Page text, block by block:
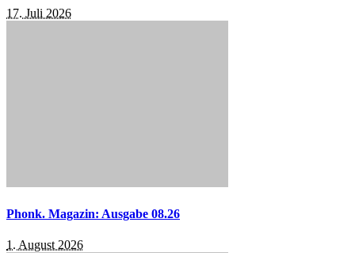
17. Juli 2026
Phonk. Magazin: Ausgabe 08.26
1. August 2026